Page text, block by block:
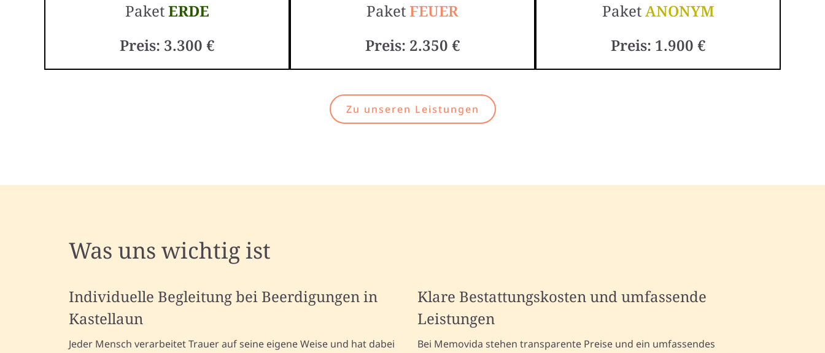
PaketERDE
Preis: 3.300 €
PaketFEUER
Preis: 2.350 €
PaketANONYM
Preis: 1.900 €
Zu unseren Leistungen
Was uns wichtig ist
Individuelle Begleitung bei Beerdigungen in
Kastellaun
Jeder Mensch verarbeitet Trauer auf seine eigene Weise und hat dabei
Klare Bestattungskosten und umfassende
Leistungen
Bei Memovida stehen transparente Preise und ein umfassendes